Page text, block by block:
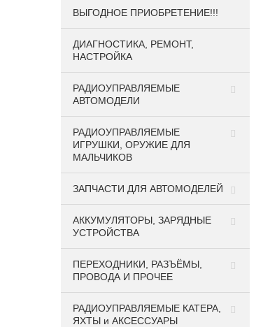
ВЫГОДНОЕ ПРИОБРЕТЕНИЕ!!!
ДИАГНОСТИКА, РЕМОНТ,
НАСТРОЙКА
РАДИОУПРАВЛЯЕМЫЕ
АВТОМОДЕЛИ
РАДИОУПРАВЛЯЕМЫЕ
ИГРУШКИ, ОРУЖИЕ ДЛЯ
МАЛЬЧИКОВ
ЗАПЧАСТИ ДЛЯ АВТОМОДЕЛЕЙ
АККУМУЛЯТОРЫ, ЗАРЯДНЫЕ
УСТРОЙСТВА
ПЕРЕХОДНИКИ, РАЗЪЁМЫ,
ПРОВОДА И ПРОЧЕЕ
РАДИОУПРАВЛЯЕМЫЕ КАТЕРА,
ЯХТЫ и АКСЕССУАРЫ